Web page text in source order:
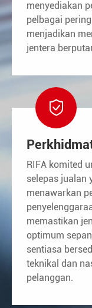
menyediakan
pelbagai
menjadikan
jentera

RIFA komited
selepas jualan
menawarkan
memastikan
optimum
sentiasa
teknikal dan
pelanggan.